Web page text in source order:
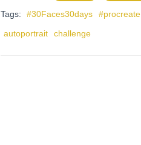
Tags: #30Faces30days #procreate
autoportrait
challenge